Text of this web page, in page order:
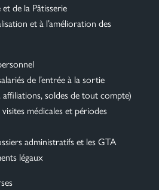
de la Pâtisserie
et à l’amélioration des
de l’entrée à la sortie
affiliations, soldes de tout compte)
visites médicales et périodes
administratifs et les GTA
légaux